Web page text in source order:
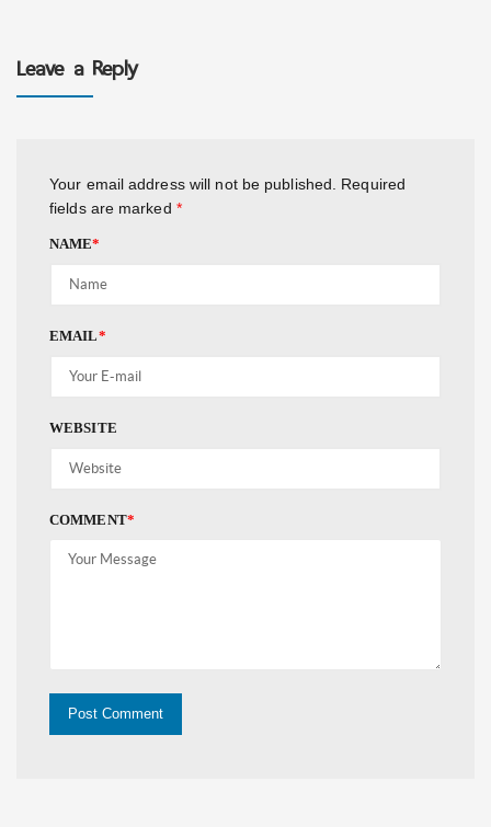
Leave a Reply
Your email address will not be published.
Required
fields are marked *
NAME*
EMAIL*
WEBSITE
COMMENT*